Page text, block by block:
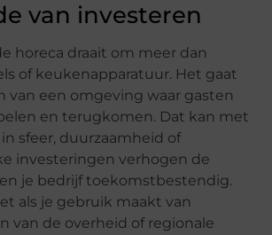
van investeren
horeca draait om meer dan
of keukenapparatuur. Het gaat
van een omgeving waar gasten
en terugkomen. Dat kan met
sfeer, duurzaamheid of
investeringen verhogen de
je bedrijf toekomstbestendig.
als je gebruik maakt van
van de overheid of regionale